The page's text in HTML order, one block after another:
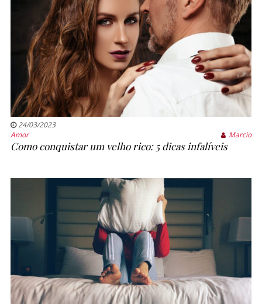
24/03/2023
Amor
Marcio
Como conquistar um velho rico: 5 dicas infalíveis